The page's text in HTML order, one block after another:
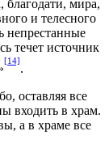
благодати, мира,
и телесного
непрестанные
течет источник
[14]
.
оставляя все
входить в храм.
а в храме все